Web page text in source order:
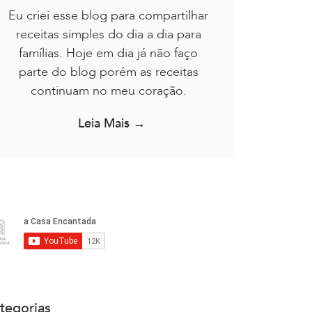
Eu criei esse blog para compartilhar
receitas simples do dia a dia para
famílias. Hoje em dia já não faço
parte do blog porém as receitas
continuam no meu coração.
Leia Mais →